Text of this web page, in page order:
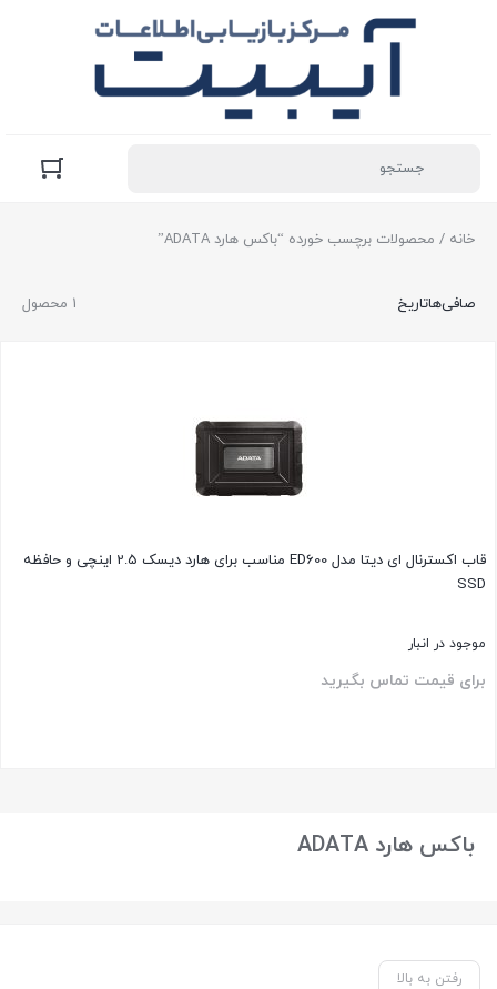
خانه / محصولات برچسب خورده “باکس هارد ADATA”
1 محصول صافی‌هاتاریخ
قاب اکسترنال ای دیتا مدل ED600 مناسب برای هارد دیسک 2.5 اینچی و حافظه
SSD
موجود در انبار
برای قیمت تماس بگیرید
باکس هارد ADATA
رفتن به بالا